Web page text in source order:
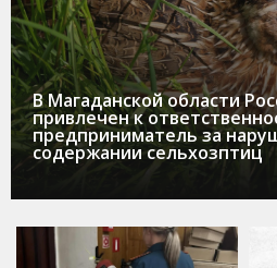
В Магаданской области
привлечен к
предприниматель за
содержании сельхозптиц